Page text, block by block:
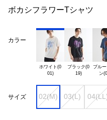
ボカシフラワーTシャツ
カラー
ホワイト(0
01)
ブラック(0
19)
ブル
サイズ 02(M) 03(L)